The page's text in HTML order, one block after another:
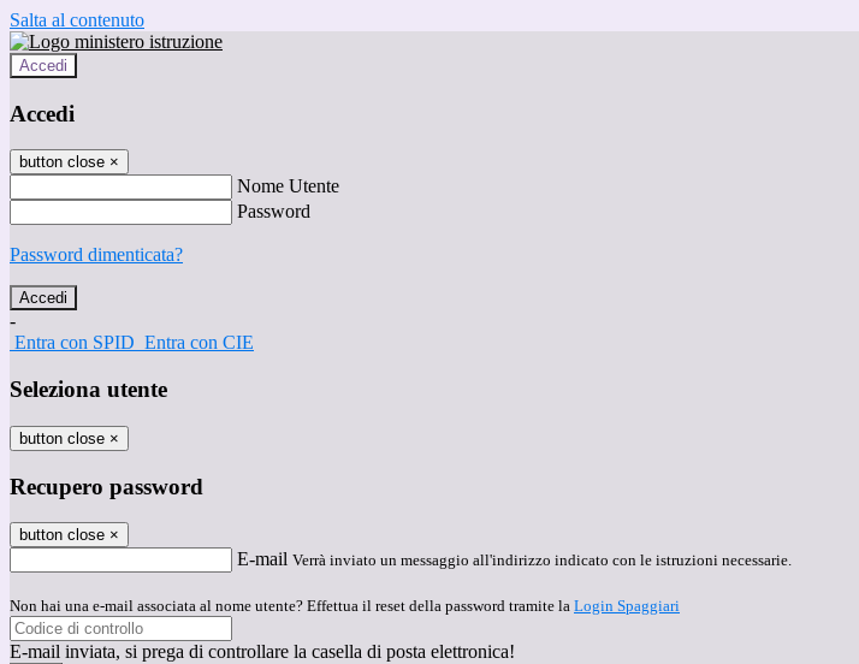
Salta al contenuto
Accedi
Accedi
button close ×
Nome Utente
Password
Password dimenticata?
-
Entra con SPID Entra con CIE
Seleziona utente
button close ×
Recupero password
button close ×
E-mail Verrà inviato un messaggio all'indirizzo indicato con le istruzioni necessarie.
Non hai una e-mail associata al nome utente? Effettua il reset della password tramite la Login Spaggiari
E-mail inviata, si prega di controllare la casella di posta elettronica!